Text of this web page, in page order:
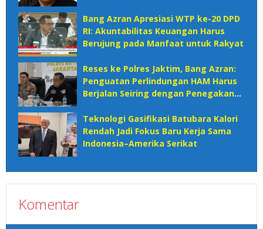
Bang Azran Apresiasi WTP ke-20 DPD
RI: Akuntabilitas Keuangan Harus
Berujung pada Manfaat untuk Rakyat
Reses ke Polres Jaktim, Bang Azran:
Penguatan Perlindungan HAM Harus
Berjalan Seiring dengan Penegakan
Teknologi Gasifikasi Batubara Kalori
Rendah Jadi Fokus Baru Kerja Sama
Indonesia–Amerika Serikat
Komentar